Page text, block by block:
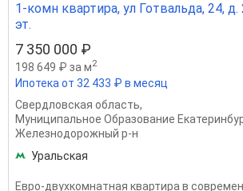
1-комн квартира, ул Готвальда, 24,
эт.
7 350 000 ₽
198 649 ₽ за м2
Ипотека от 32 433 ₽ в месяц
Свердловская область,
Муниципальное Образование
Железнодорожный р-н
Уральская
Евро-двухкомнатная квартира в